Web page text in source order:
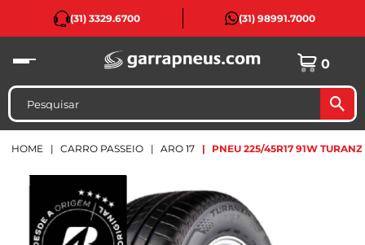
(31) 3329.6700 (31) 98991.7000
0
HOME CARRO PASSEIO ARO 17 PNEU 225/45R17 91W